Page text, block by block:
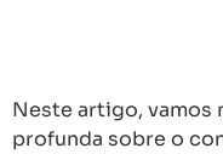
Neste artigo, vamos
profunda sobre o